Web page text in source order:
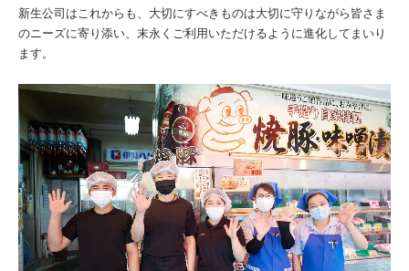
新生公司はこれからも、大切にすべきものは大切に守りながら皆さま
のニーズに寄り添い、末永くご利用いただけるように進化してまいり
ます。